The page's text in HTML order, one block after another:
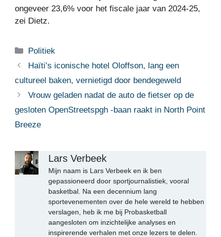
ongeveer 23,6% voor het fiscale jaar van 2024-25,
zei Dietz.
Categorieën
Politiek
Haïti’s iconische hotel Oloffson, lang een
cultureel baken, vernietigd door bendegeweld
Vrouw geladen nadat de auto de fietser op de
gesloten OpenStreetspgh -baan raakt in North Point
Breeze
Lars Verbeek
Mijn naam is Lars Verbeek en ik ben
gepassioneerd door sportjournalistiek, vooral
basketbal. Na een decennium lang
sportevenementen over de hele wereld te hebben
verslagen, heb ik me bij Probasketball
aangesloten om inzichtelijke analyses en
inspirerende verhalen met onze lezers te delen.